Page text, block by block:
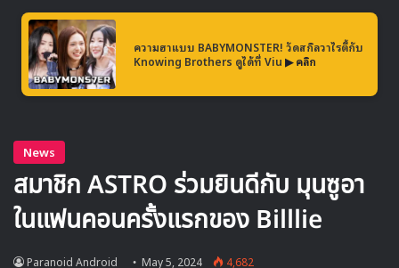
🎙GYUBIN ปลื้มเมืองไทยขนาดไหน? ถึงกลับมาถ่าย
▶ คลิกดูสัมภาษณ์พิเศษ
ความฮาแบบ BABYMONSTER! วัดสกิลวาไรตี้กับ
Knowing Brothers ดูได้ที่ Viu ▶ คลิก